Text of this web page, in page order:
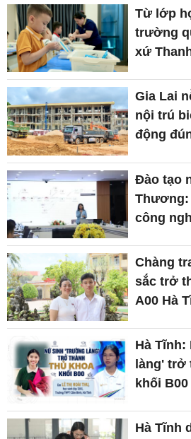
Từ lớp
trường
xứ
Gia Lai
nội trú
động
Đào tạo
công
Chàng
sắc trở
A00 Hà
Hà
làng' trở
khối B00
Hà Tĩnh